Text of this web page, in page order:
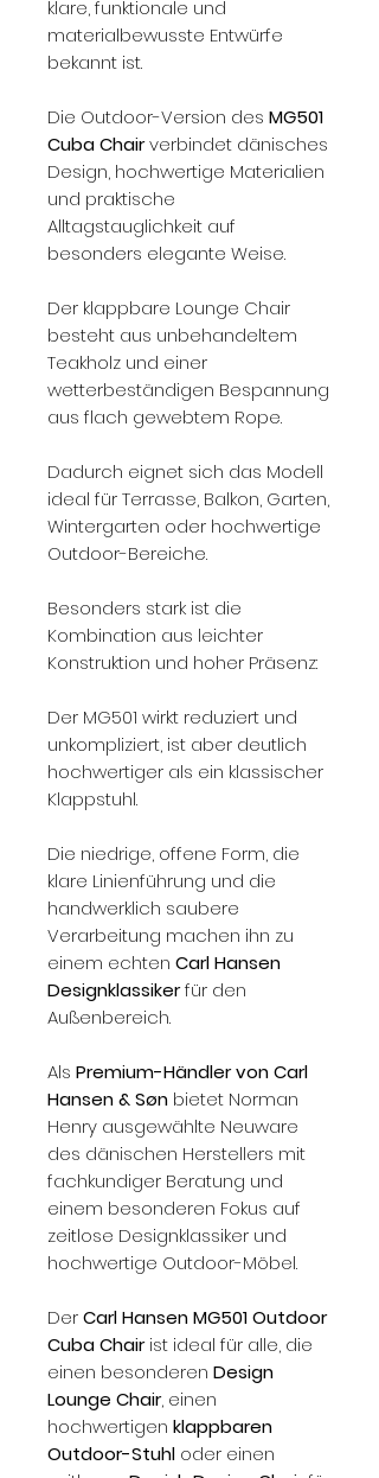
klare, funktionale und
materialbewusste Entwürfe
bekannt ist.
Die Outdoor-Version des MG501
Cuba Chairverbindet dänisches
Design, hochwertige Materialien
und praktische
Alltagstauglichkeit auf
besonders elegante Weise.
Der klappbare Lounge Chair
besteht aus unbehandeltem
Teakholz und einer
wetterbeständigen Bespannung
aus flach gewebtem Rope.
Dadurch eignet sich das Modell
ideal für Terrasse, Balkon, Garten,
Wintergarten oder hochwertige
Outdoor-Bereiche.
Besonders stark ist die
Kombination aus leichter
Konstruktion und hoher Präsenz:
Der MG501 wirkt reduziert und
unkompliziert, ist aber deutlich
hochwertiger als ein klassischer
Klappstuhl.
Die niedrige, offene Form, die
klare Linienführung und die
handwerklich saubere
Verarbeitung machen ihn zu
einem echten Carl Hansen
Designklassikerfür den
Außenbereich.
Als Premium-Händler von Carl
Hansen & Søn bietet Norman
Henry ausgewählte Neuware
des dänischen Herstellers mit
fachkundiger Beratung und
einem besonderen Fokus auf
zeitlose Designklassiker und
hochwertige Outdoor-Möbel.
DerCarl Hansen MG501 Outdoor
Cuba Chairist ideal für alle, die
einen besonderen Design
Lounge Chair, einen
hochwertigen klappbaren
Outdoor-Stuhl oder einen